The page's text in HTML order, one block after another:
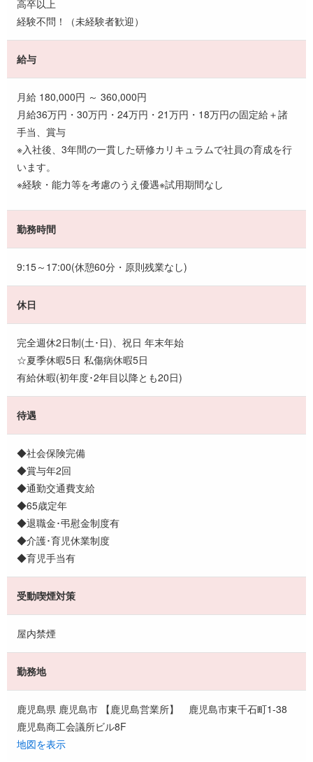
高卒以上
経験不問！（未経験者歓迎）
給与
月給 180,000円 ～ 360,000円
月給36万円・30万円・24万円・21万円・18万円の固定給＋諸
手当、賞与
※入社後、3年間の一貫した研修カリキュラムで社員の育成を行
います。
※経験・能力等を考慮のうえ優遇※試用期間なし
勤務時間
9:15～17:00(休憩60分・原則残業なし)
休日
完全週休2日制(土･日)、祝日 年末年始
☆夏季休暇5日 私傷病休暇5日
有給休暇(初年度･2年目以降とも20日)
待遇
◆社会保険完備
◆賞与年2回
◆通勤交通費支給
◆65歳定年
◆退職金･弔慰金制度有
◆介護･育児休業制度
◆育児手当有
受動喫煙対策
屋内禁煙
勤務地
鹿児島県 鹿児島市 【鹿児島営業所】 鹿児島市東千石町1-38
鹿児島商工会議所ビル8F
地図を表示